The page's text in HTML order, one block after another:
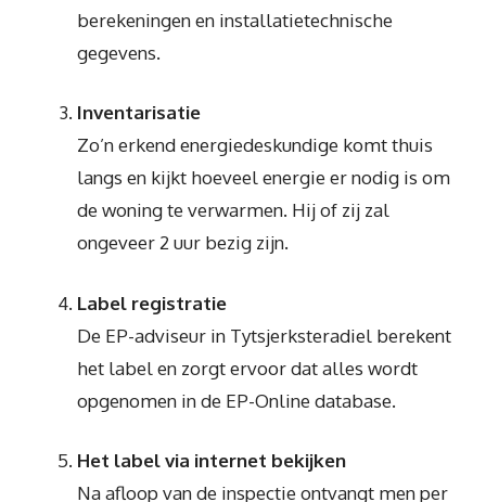
berekeningen en installatietechnische
gegevens.
Inventarisatie
Zo’n erkend energiedeskundige komt thuis
langs en kijkt hoeveel energie er nodig is om
de woning te verwarmen. Hij of zij zal
ongeveer 2 uur bezig zijn.
Label registratie
De EP-adviseur in Tytsjerksteradiel berekent
het label en zorgt ervoor dat alles wordt
opgenomen in de EP-Online database.
Het label via internet bekijken
Na afloop van de inspectie ontvangt men per